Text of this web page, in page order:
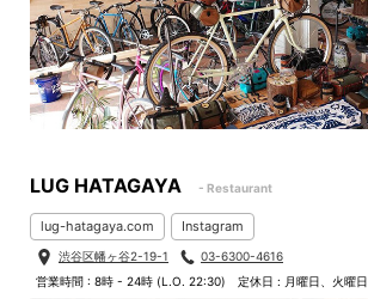
LUG HATAGAYA - Restaurant
lug-hatagaya.com Instagram
渋谷区幡ヶ谷2-19-1
03-6300-4616
営業時間 : 8時 - 24時 (L.O. 22:30)
定休日 : 月曜日、火曜日